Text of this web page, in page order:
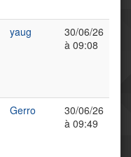
yaug
30/06/26
à 09:08
Gerro
30/06/26
à 09:49